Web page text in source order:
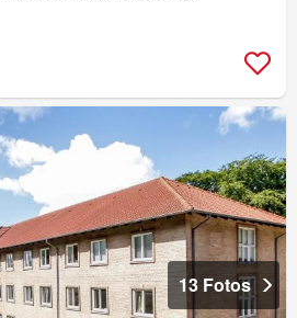
13 Fotos